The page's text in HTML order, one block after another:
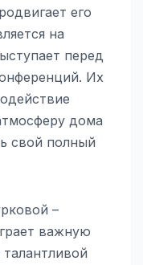
его
на
перед
Их
дома
свой полный
–
важную